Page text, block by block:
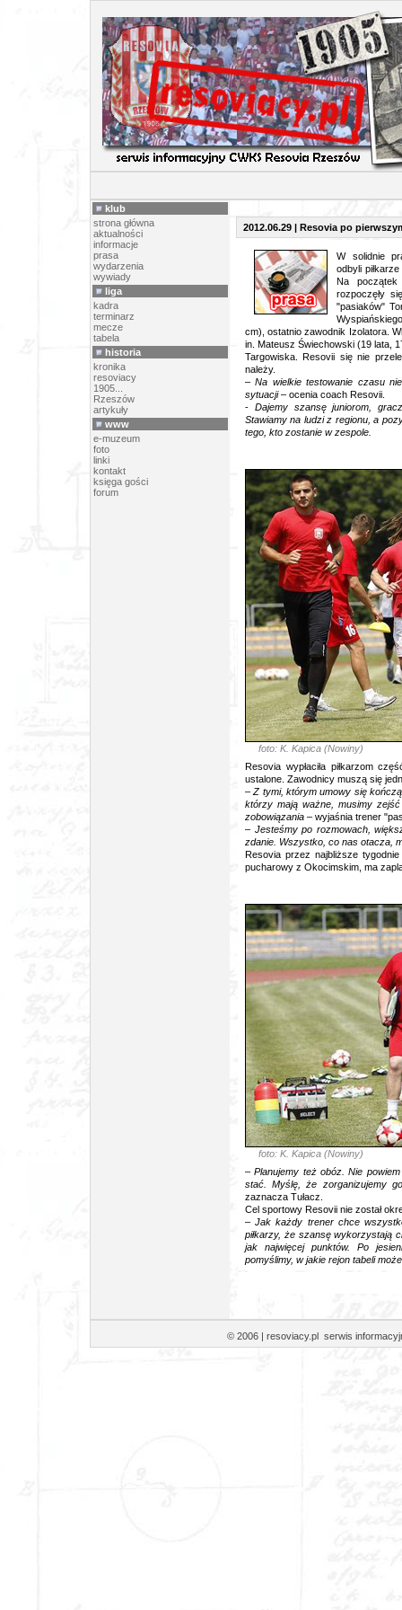
klub
strona główna
aktualności
informacje
prasa
wydarzenia
wywiady
liga
kadra
terminarz
mecze
tabela
historia
kronika
resoviacy
1905...
Rzeszów
artykuły
www
e-muzeum
foto
linki
kontakt
księga gości
forum
2012.06.29 | Resovia po
W solidnie
odbyli
Na
rozpoczęły
"pasiaków"
cm), ostatnio zawodnik Izolatora.
in. Mateusz Świechowski (19 lata,
Targowiska. Resovii się nie
należy.
–Na wielkie testowanie czasu
sytuacji– ocenia coach Resovii.
- Dajemy szansę juniorom,
Stawiamy na ludzi z regionu, a
tego, kto zostanie w zespole.
foto: K. Kapica (Nowiny)
Resovia wypłaciła piłkarzom
ustalone. Zawodnicy muszą się
–Z tymi, którym umowy się
którzy mają ważne, musimy
zobowiązania – wyjaśnia trener
– Jesteśmy po rozmowach,
zdanie. Wszystko, co nas otacza,
Resovia przez najbliższe
pucharowy z Okocimskim, ma
foto: K. Kapica (Nowiny)
–Planujemy też obóz. Nie
stać. Myślę, że zorganizujemy
zaznacza Tułacz.
Cel sportowy Resovii nie został
– Jak każdy trener chce
piłkarzy, że szansę wykorzystają
jak najwięcej punktów. Po
pomyślimy, w jakie rejon tabeli
© 2006 | resoviacy.pl serwis